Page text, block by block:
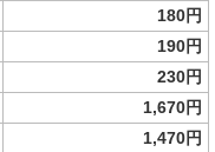
180円
190円
230円
1,670円
1,470円